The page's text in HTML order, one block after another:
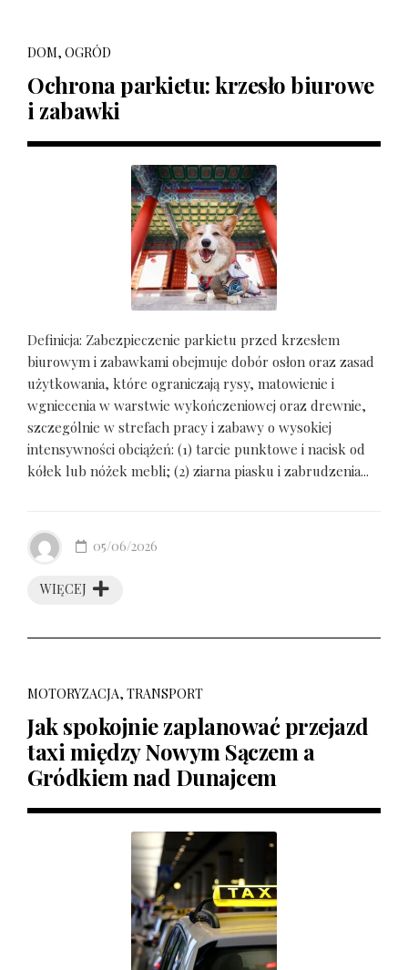
DOM, OGRÓD
Ochrona parkietu: krzesło biurowe
i zabawki
Definicja: Zabezpieczenie parkietu przed krzesłem
biurowym i zabawkami obejmuje dobór osłon oraz zasad
użytkowania, które ograniczają rysy, matowienie i
wgniecenia w warstwie wykończeniowej oraz drewnie,
szczególnie w strefach pracy i zabawy o wysokiej
intensywności obciążeń: (1) tarcie punktowe i nacisk od
kółek lub nóżek mebli; (2) ziarna piasku i zabrudzenia...
WIĘCEJ
05/06/2026
MOTORYZACJA, TRANSPORT
Jak spokojnie zaplanować przejazd
taxi między Nowym Sączem a
Gródkiem nad Dunajcem